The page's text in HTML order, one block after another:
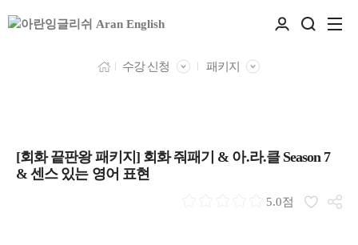
수강 신청 패키지
[회화 끝판왕 패키지] 회화 줘패기 & 아.라.클 Season 7
& 센스 있는 영어 표현
5.0점